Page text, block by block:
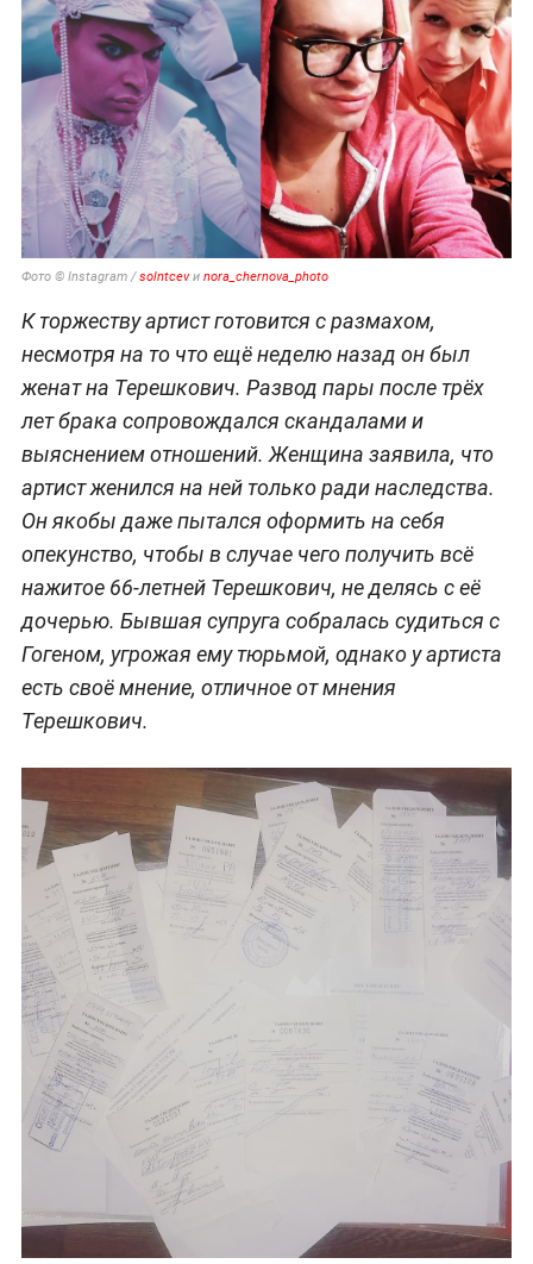
Фото © Instagram /solntcevи nora_chernova_photo
К торжеству артист готовится с размахом,
несмотря на то что ещё неделю назад он был
женат на Терешкович. Развод пары после трёх
лет брака сопровождался скандалами и
выяснением отношений. Женщина заявила, что
артист женился на ней только ради наследства.
Он якобы даже пытался оформить на себя
опекунство, чтобы в случае чего получить всё
нажитое 66-летней Терешкович, не делясь с её
дочерью. Бывшая супруга собралась судиться с
Гогеном, угрожая ему тюрьмой, однако у артиста
есть своё мнение, отличное от мнения
Терешкович.